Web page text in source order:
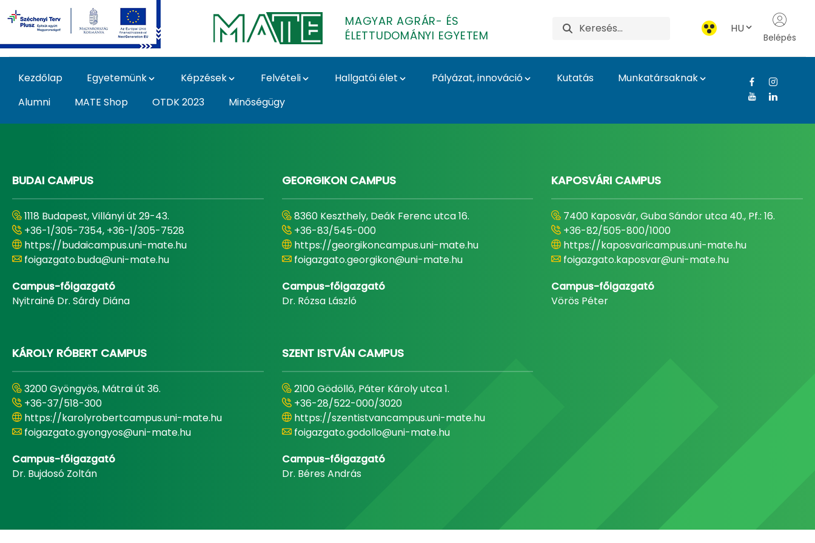
Ugrás a fő tartalomhoz
MAGYAR AGRÁR- ÉS
ÉLETTUDOMÁNYI EGYETEM
HU
Belépés
Kezdőlap Egyetemünk Képzések Felvételi Hallgatói élet Pályázat, innováció Kutatás
Munkatársaknak
Alumni
MATE Shop OTDK 2023 Minőségügy
BUDAI CAMPUS
1118 Budapest, Villányi út 29-43.
+36-1/305-7354, +36-1/305-7528
https://budaicampus.uni-mate.hu
foigazgato.buda@uni-mate.hu
Campus-főigazgató
Nyitrainé Dr. Sárdy Diána
GEORGIKON CAMPUS
8360 Keszthely, Deák Ferenc utca 16.
+36-83/545-000
https://georgikoncampus.uni-mate.hu
foigazgato.georgikon@uni-mate.hu
Campus-főigazgató
Dr. Rózsa László
KAPOSVÁRI CAMPUS
7400 Kaposvár, Guba Sándor utca 40., Pf.: 16.
+36-82/505-800/1000
https://kaposvaricampus.uni-mate.hu
foigazgato.kaposvar@uni-mate.hu
Campus-főigazgató
Vörös Péter
KÁROLY RÓBERT CAMPUS
3200 Gyöngyös, Mátrai út 36.
+36-37/518-300
https://karolyrobertcampus.uni-mate.hu
foigazgato.gyongyos@uni-mate.hu
Campus-főigazgató
Dr. Bujdosó Zoltán
SZENT ISTVÁN CAMPUS
2100 Gödöllő, Páter Károly utca 1.
+36-28/522-000/3020
https://szentistvancampus.uni-mate.hu
foigazgato.godollo@uni-mate.hu
Campus-főigazgató
Dr. Béres András